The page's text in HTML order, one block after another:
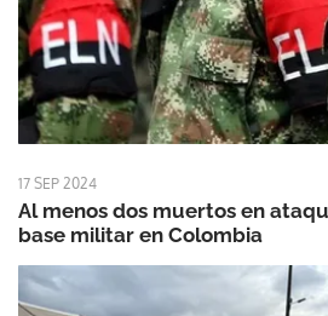
17 SEP 2024
Al menos dos muertos en
base militar en Colombia